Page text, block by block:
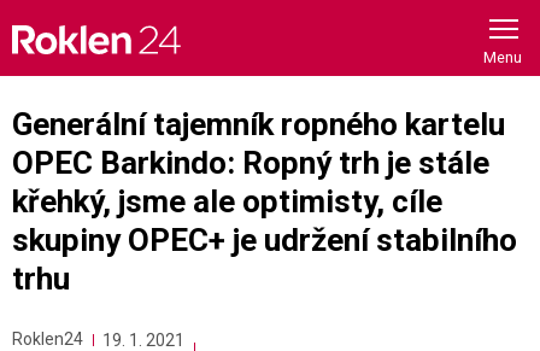
content
Generální tajemník ropného kartelu
OPEC Barkindo: Ropný trh je stále
křehký, jsme ale optimisty, cíle
skupiny OPEC+ je udržení stabilního
trhu
Roklen24 19. 1. 2021